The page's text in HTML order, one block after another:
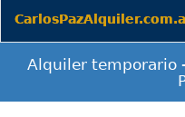
Alquiler temporario